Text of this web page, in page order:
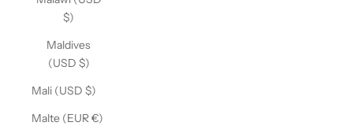
$)
Maldives
(USD $)
Mali (USD $)
Malte (EUR €)